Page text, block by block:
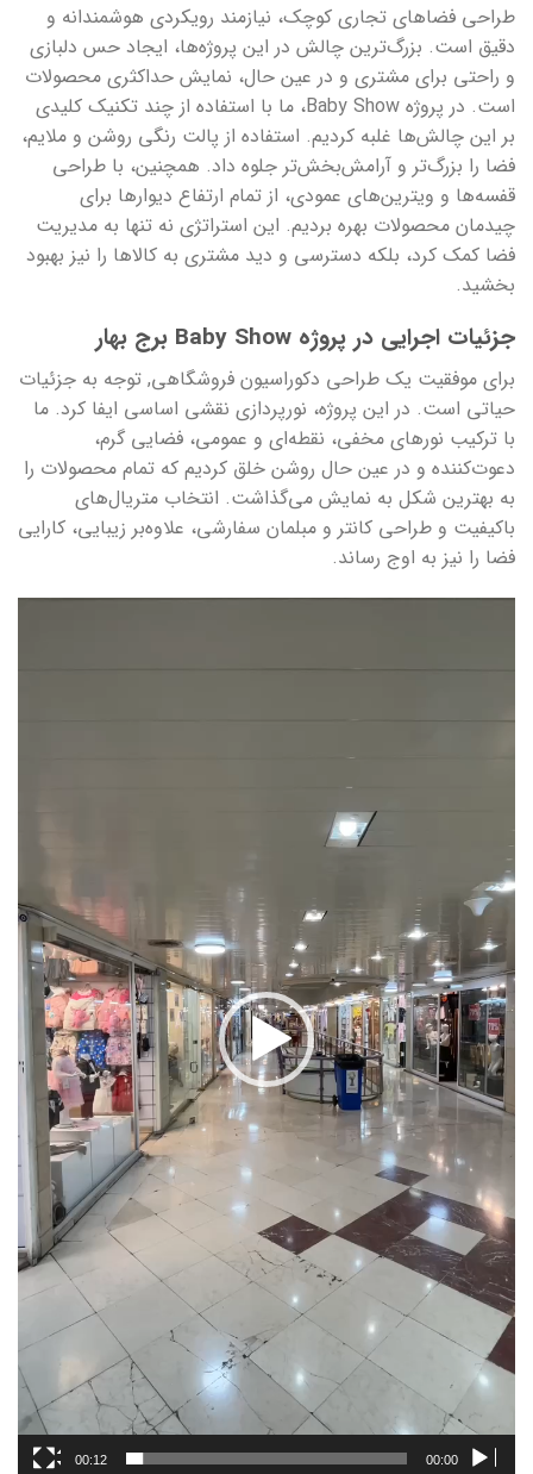
طراحی فضاهای تجاری کوچک، نیازمند رویکردی هوشمندانه و
دقیق است. بزرگ‌ترین چالش در این پروژه‌ها، ایجاد حس دلبازی
و راحتی برای مشتری و در عین حال، نمایش حداکثری محصولات
است. در پروژه Baby Show، ما با استفاده از چند تکنیک کلیدی
بر این چالش‌ها غلبه کردیم. استفاده از پالت رنگی روشن و ملایم،
فضا را بزرگ‌تر و آرامش‌بخش‌تر جلوه داد. همچنین، با طراحی
قفسه‌ها و ویترین‌های عمودی، از تمام ارتفاع دیوارها برای
چیدمان محصولات بهره بردیم. این استراتژی نه تنها به مدیریت
فضا کمک کرد، بلکه دسترسی و دید مشتری به کالاها را نیز بهبود
بخشید.
جزئیات اجرایی در پروژه Baby Show برج بهار
برای موفقیت یک طراحی دکوراسیون فروشگاهی, توجه به جزئیات
حیاتی است. در این پروژه، نورپردازی نقشی اساسی ایفا کرد. ما
با ترکیب نورهای مخفی، نقطه‌ای و عمومی، فضایی گرم،
دعوت‌کننده و در عین حال روشن خلق کردیم که تمام محصولات را
به بهترین شکل به نمایش می‌گذاشت. انتخاب متریال‌های
باکیفیت و طراحی کانتر و مبلمان سفارشی، علاوه‌بر زیبایی، کارایی
فضا را نیز به اوج رساند.
00:00
00:12